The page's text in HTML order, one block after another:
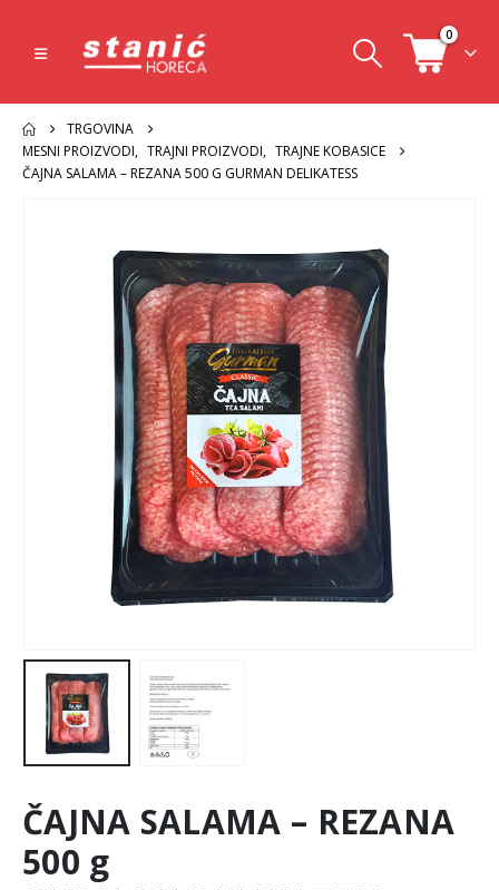
0
TRGOVINA
MESNI PROIZVODI, TRAJNI PROIZVODI, TRAJNE KOBASICE
ČAJNA SALAMA – REZANA 500 G GURMAN DELIKATESS
ČAJNA SALAMA – REZANA
500 g